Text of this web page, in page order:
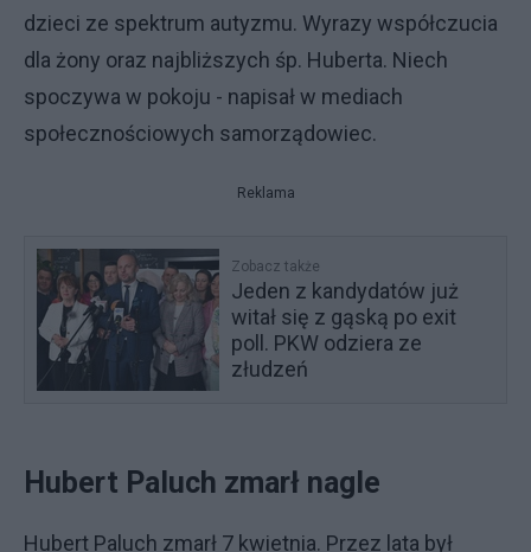
dzieci ze spektrum autyzmu. Wyrazy współczucia
dla żony oraz najbliższych śp. Huberta. Niech
spoczywa w pokoju - napisał w mediach
społecznościowych samorządowiec.
Reklama
Zobacz także
Jeden z kandydatów już
witał się z gąską po exit
poll. PKW odziera ze
złudzeń
Hubert Paluch zmarł nagle
Hubert Paluch zmarł 7 kwietnia. Przez lata był